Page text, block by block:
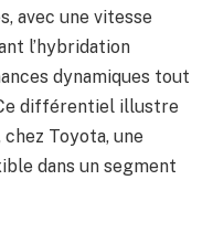
avec une vitesse
l’hybridation
dynamiques tout
différentiel illustre
Toyota, une
dans un segment